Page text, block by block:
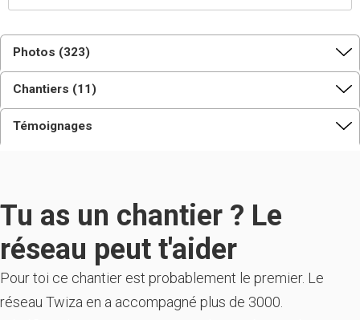
Photos (323)
Chantiers (11)
Témoignages
Tu as un chantier ? Le
réseau peut t'aider
Pour toi ce chantier est probablement le premier. Le
réseau Twiza en a accompagné plus de 3000.